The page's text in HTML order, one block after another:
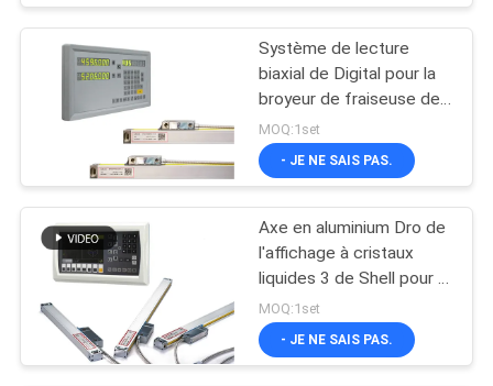
PRIVACY
POLICYSystème de lecture
de Digital
Lecture de position
de Digital
16
Système de lecture
biaxial de Digital pour la
broyeur de fraiseuse de
moulin
MOQ:1set
- JE NE SAIS PAS.
Axe en aluminium Dro de
l'affichage à cristaux
liquides 3 de Shell pour la
fraiseuse de moulin de
Bridgeport
MOQ:1set
- JE NE SAIS PAS.